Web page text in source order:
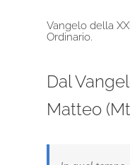
Vangelo della
Ordinario.
Dal
Matteo